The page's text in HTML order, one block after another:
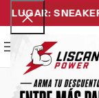
Menu